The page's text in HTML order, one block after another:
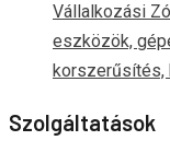
Vállalkozási
eszközök,
korszerűsítés,
Szolgáltatások